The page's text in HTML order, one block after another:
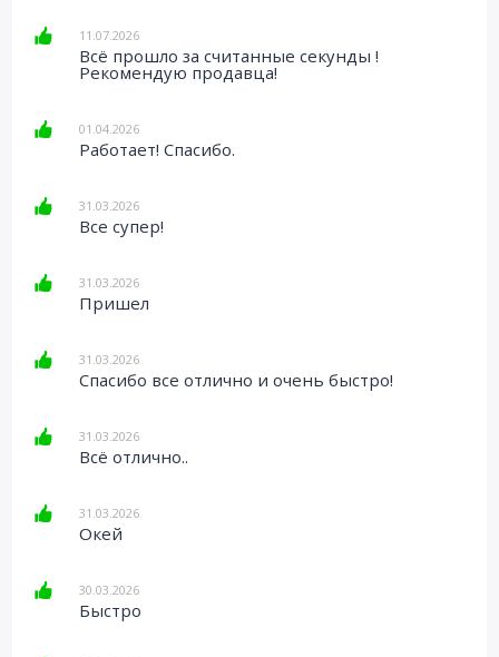
11.07.2026
Всё прошло за считанные секунды !
Рекомендую продавца!
01.04.2026
Работает! Спасибо.
31.03.2026
Все супер!
31.03.2026
Пришел
31.03.2026
Спасибо все отлично и очень быстро!
31.03.2026
Всё отлично..
31.03.2026
Окей
30.03.2026
Быстро